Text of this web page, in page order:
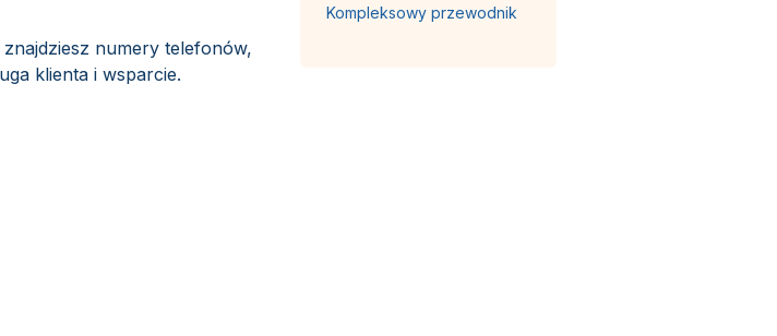
numery telefonów,
klienta i wsparcie.
Kompleksowy przewodnik